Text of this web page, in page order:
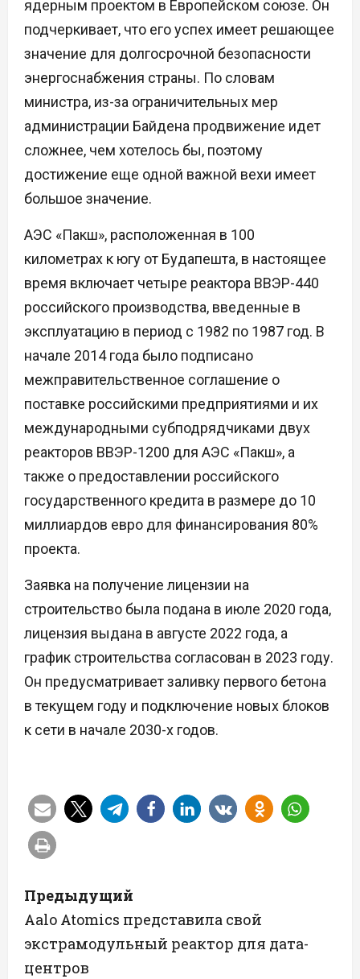
ядерным проектом в Европейском союзе. Он
подчеркивает, что его успех имеет решающее
значение для долгосрочной безопасности
энергоснабжения страны. По словам
министра, из-за ограничительных мер
администрации Байдена продвижение идет
сложнее, чем хотелось бы, поэтому
достижение еще одной важной вехи имеет
большое значение.
АЭС «Пакш», расположенная в 100
километрах к югу от Будапешта, в настоящее
время включает четыре реактора ВВЭР-440
российского производства, введенные в
эксплуатацию в период с 1982 по 1987 год. В
начале 2014 года было подписано
межправительственное соглашение о
поставке российскими предприятиями и их
международными субподрядчиками двух
реакторов ВВЭР-1200 для АЭС «Пакш», а
также о предоставлении российского
государственного кредита в размере до 10
миллиардов евро для финансирования 80%
проекта.
Заявка на получение лицензии на
строительство была подана в июле 2020 года,
лицензия выдана в августе 2022 года, а
график строительства согласован в 2023 году.
Он предусматривает заливку первого бетона
в текущем году и подключение новых блоков
к сети в начале 2030-х годов.
Н
а
в
Предыдущий
Aalo Atomics представила свой
экстрамодульный реактор для дата-
центров